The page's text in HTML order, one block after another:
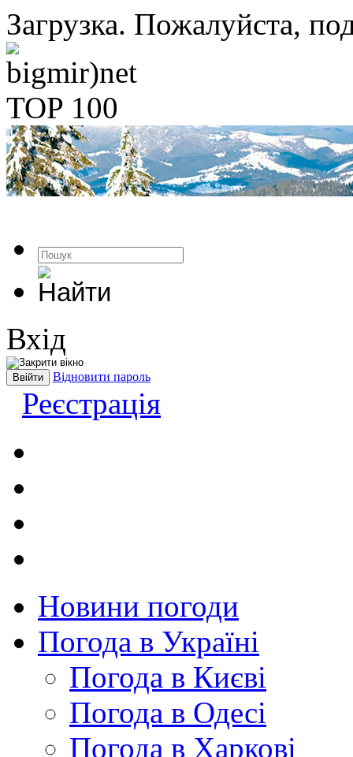
Загрузка. Пожалуйста,
Вхід
Відновити пароль
Реєстрація
Новини погоди
Погода в Україні
Погода в Києві
Погода в Одесі
Погода в Харкові